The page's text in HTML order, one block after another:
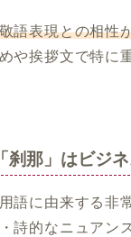
語表現との相性
や挨拶文で特に
刹那」はビジ
語に由来する非
詩的なニュアン